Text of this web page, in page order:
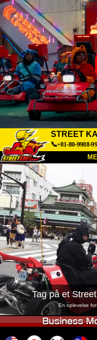
STREET
📞+81-80-9988-
Om
Adgang
Virksomhed
Tokyo Shinagawa
Tokyo Akihabara#2
Tokyo Shibuya Annex
Tokyo Asakusa
Tag på et
En oplevelse